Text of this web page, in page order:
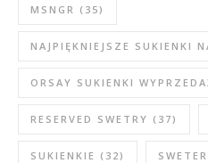
MSNGR (35)
NAJPIĘKNIEJSZE SUKIENKI
ORSAY SUKIENKI
RESERVED SWETRY (37)
SUKIENKIE (32)